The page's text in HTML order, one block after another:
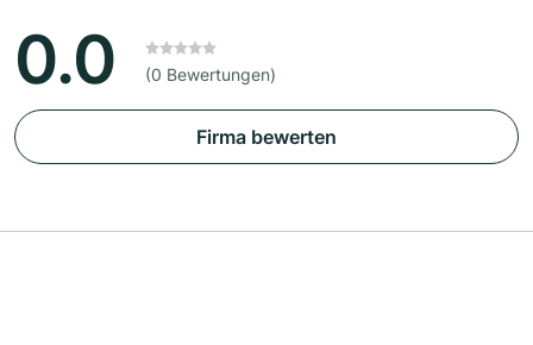
0.0 (0 Bewertungen)
Firma bewerten